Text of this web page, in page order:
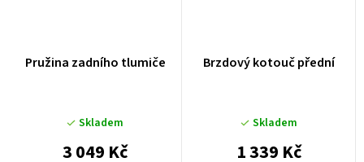
Pružina zadního tlumiče
Skladem
3 049 Kč
Brzdový kotouč přední
Skladem
1 339 Kč